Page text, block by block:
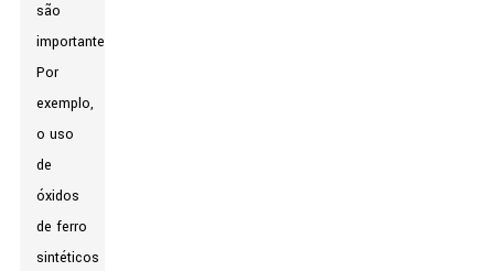
são
importantes.
Por
exemplo,
o uso
de
óxidos
de ferro
sintéticos